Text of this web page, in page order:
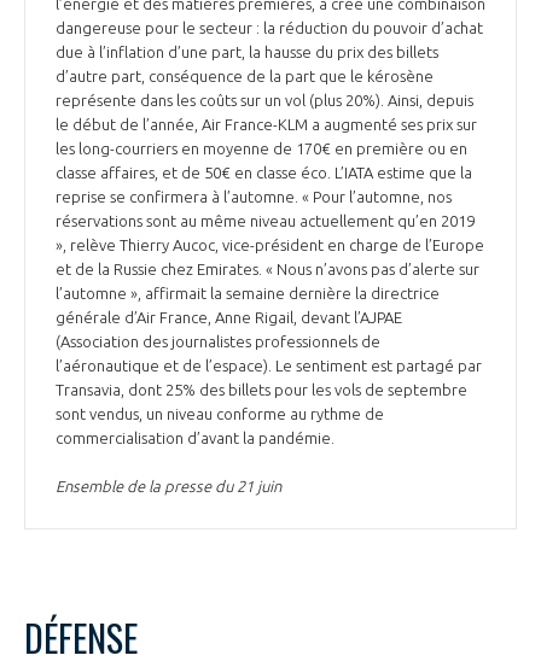
l’énergie et des matières premières, a créé une combinaison
dangereuse pour le secteur : la réduction du pouvoir d’achat
due à l’inflation d’une part, la hausse du prix des billets
d’autre part, conséquence de la part que le kérosène
représente dans les coûts sur un vol (plus 20%). Ainsi, depuis
le début de l’année, Air France-KLM a augmenté ses prix sur
les long-courriers en moyenne de 170€ en première ou en
classe affaires, et de 50€ en classe éco. L’IATA estime que la
reprise se confirmera à l’automne. « Pour l’automne, nos
réservations sont au même niveau actuellement qu’en 2019
», relève Thierry Aucoc, vice-président en charge de l’Europe
et de la Russie chez Emirates. « Nous n’avons pas d’alerte sur
l’automne », affirmait la semaine dernière la directrice
générale d’Air France, Anne Rigail, devant l’AJPAE
(Association des journalistes professionnels de
l’aéronautique et de l’espace). Le sentiment est partagé par
Transavia, dont 25% des billets pour les vols de septembre
sont vendus, un niveau conforme au rythme de
commercialisation d’avant la pandémie.
Ensemble de la presse du 21 juin
DÉFENSE